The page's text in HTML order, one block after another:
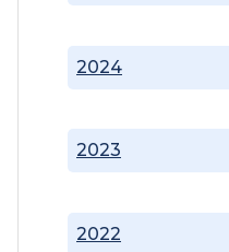
2022
2023
2024